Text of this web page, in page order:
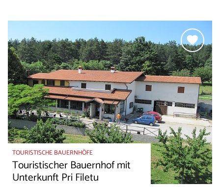
TOURISTISCHE BAUERNHÖFE
Touristischer Bauernhof mit
Unterkunft Pri Filetu